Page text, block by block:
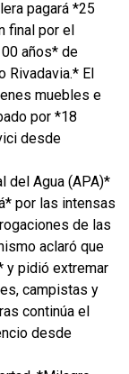
pagará *25
final por el
años* de
Rivadavia.* El
muebles e
por *18
desde
del Agua (APA)*
por las intensas
de las
aclaró que
y pidió extremar
campistas y
continúa el
desde